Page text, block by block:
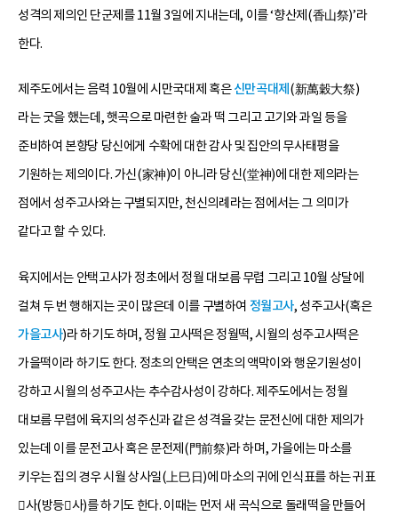
성격의 제의인 단군제를 11월 3일에 지내는데, 이를 ‘향산제(香山祭)’라
한다.
제주도에서는 음력 10월에 시만국대제 혹은신만곡대제 (新萬穀大祭)
라는 굿을 했는데, 햇곡으로 마련한 술과 떡 그리고 고기와 과일 등을
준비하여 본향당 당신에게 수확에 대한 감사 및 집안의 무사태평을
기원하는 제의이다. 가신(家神)이 아니라 당신(堂神)에 대한 제의라는
점에서 성주고사와는 구별되지만, 천신의례라는 점에서는 그 의미가
같다고 할 수 있다.
육지에서는 안택고사가 정초에서 정월 대보름 무렵 그리고 10월 상달에
걸쳐 두 번 행해지는 곳이 많은데 이를 구별하여 정월고사, 성주고사(혹은
가을고사)라 하기도 하며, 정월 고사떡은 정월떡, 시월의 성주고사떡은
가을떡이라 하기도 한다. 정초의 안택은 연초의 액막이와 행운기원성이
강하고 시월의 성주고사는 추수감사성이 강하다. 제주도에서는 정월
대보름 무렵에 육지의 성주신과 같은 성격을 갖는 문전신에 대한 제의가
있는데 이를 문전고사 혹은 문전제(門前祭)라 하며, 가을에는 마소를
키우는 집의 경우 시월 상사일(上巳日)에 마소의 귀에 인식표를 하는 귀표
사(방등사)를 하기도 한다. 이때는 먼저 새 곡식으로 돌래떡을 만들어